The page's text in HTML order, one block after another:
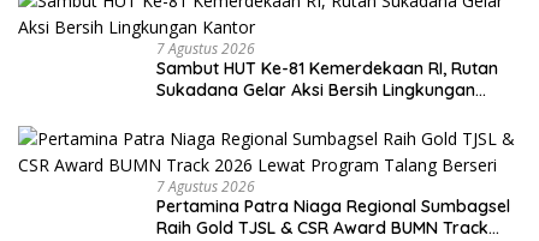
7 Agustus 2026
Sambut HUT Ke-81 Kemerdekaan RI, Rutan
Sukadana Gelar Aksi Bersih Lingkungan
7 Agustus 2026
Pertamina Patra Niaga Regional Sumbagsel
Raih Gold TJSL & CSR Award BUMN Track